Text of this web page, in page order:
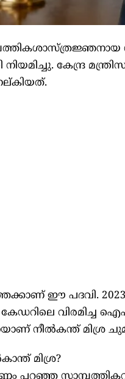
കേന്ദ്ര
ഈ പദവി.
കേഡറിലെ
നീല്‍കന്ത് മിശ്ര
മിശ്ര?